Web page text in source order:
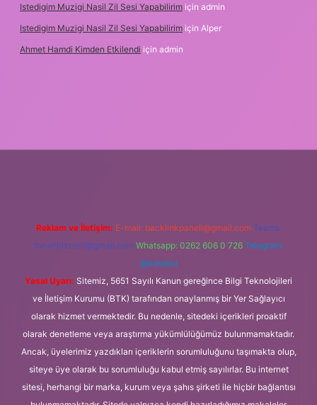
Istedigim Muzigi Nasil Zil Sesi Yapabilirim için admin
Istedigim Muzigi Nasil Zil Sesi Yapabilirim için Alper
Ahmet Hamdi Kimden Etkilendi için admin
Reklam ve İletişim: E-mail: backlinkpaneli@gmail.com Teams:
forumhizmeti@gmail.com Whatsapp: 0262 606 0 726 Telegram:
@karabul
Yasal Uyarı: Sitemiz, 5651 Sayılı Kanun gereğince Bilgi Teknolojileri
ve İletişim Kurumu (BTK) tarafından onaylanmış bir Yer Sağlayıcı
olarak hizmet vermektedir. Bu nedenle, sitedeki içerikleri proaktif
olarak denetleme veya araştırma yükümlülüğümüz bulunmamaktadır.
Ancak, üyelerimiz yazdıkları içeriklerin sorumluluğunu taşımakta olup,
siteye üye olarak bu sorumluluğu kabul etmiş sayılırlar. Bu internet
sitesi, herhangi bir marka, kurum veya şahıs şirketi ile hiçbir bağlantısı